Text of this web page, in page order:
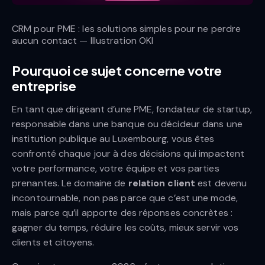
CRM pour PME : les solutions simples pour ne perdre
aucun contact — Illustration OKI
Pourquoi ce sujet concerne votre
entreprise
En tant que dirigeant d’une PME, fondateur de startup,
responsable dans une banque ou décideur dans une
institution publique au Luxembourg, vous êtes
confronté chaque jour à des décisions qui impactent
votre performance, votre équipe et vos parties
prenantes. Le domaine de relation client est devenu
incontournable, non pas parce que c’est une mode,
mais parce qu’il apporte des réponses concrètes :
gagner du temps, réduire les coûts, mieux servir vos
clients et citoyens.